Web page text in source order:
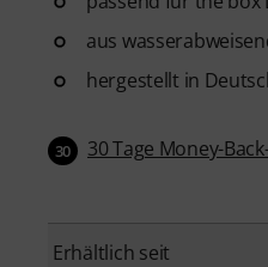
aus
hergestellt in
30 30 Tage Money-
Erhältlich seit